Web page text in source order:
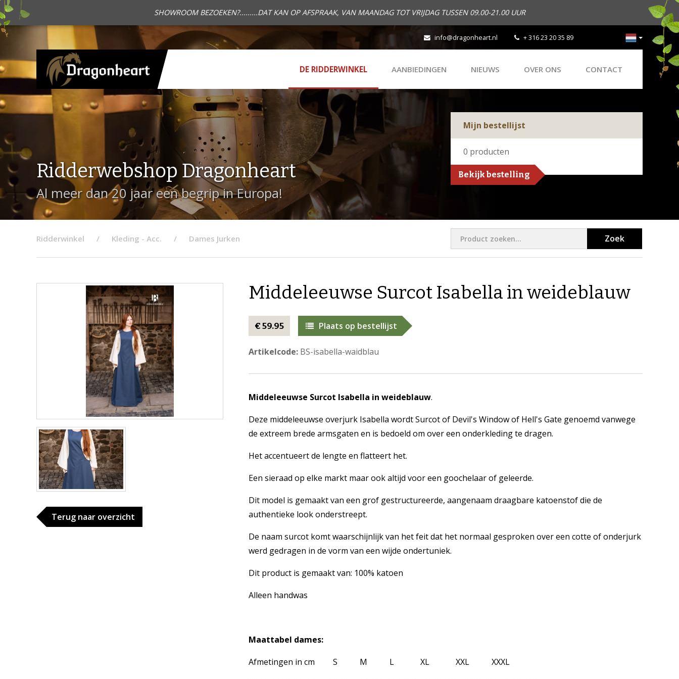
SHOWROOM BEZOEKEN?.........DAT KAN OP AFSPRAAK, VAN MAANDAG TOT VRIJDAG TUSSEN 09.00-21.00 UUR
info@dragonheart.nl + 316 23 20 35 89
DE RIDDERWINKEL AANBIEDINGEN NIEUWS OVER ONS CONTACT
Ridderwebshop Dragonheart
Al meer dan 20 jaar een begrip in Europa!
Mijn bestellijst
0 producten
Bekijk bestelling
Ridderwinkel Kleding - Acc. Dames Jurken Zoek
Terug naar overzicht
Middeleeuwse Surcot Isabella in weideblauw
€ 59.95 Plaats op bestellijst
Artikelcode:BS-isabella-waidblau
Middeleeuwse Surcot Isabella in weideblauw.
Deze middeleeuwse overjurk Isabella wordt Surcot of Devil's Window of Hell's Gate genoemd vanwege
de extreem brede armsgaten en is bedoeld om over een onderkleding te dragen.
Het accentueert de lengte en flatteert het.
Een sieraad op elke markt maar ook altijd voor een goochelaar of geleerde.
Dit model is gemaakt van een grof gestructureerde, aangenaam draagbare katoenstof die de
authentieke look onderstreept.
De naam surcot komt waarschijnlijk van het feit dat het normaal gesproken over een cotte of onderjurk
werd gedragen in de vorm van een wijde ondertuniek.
Dit product is gemaakt van: 100% katoen
Alleen handwas
Maattabel dames:
Afmetingen in cm S M L XL XXL XXXL